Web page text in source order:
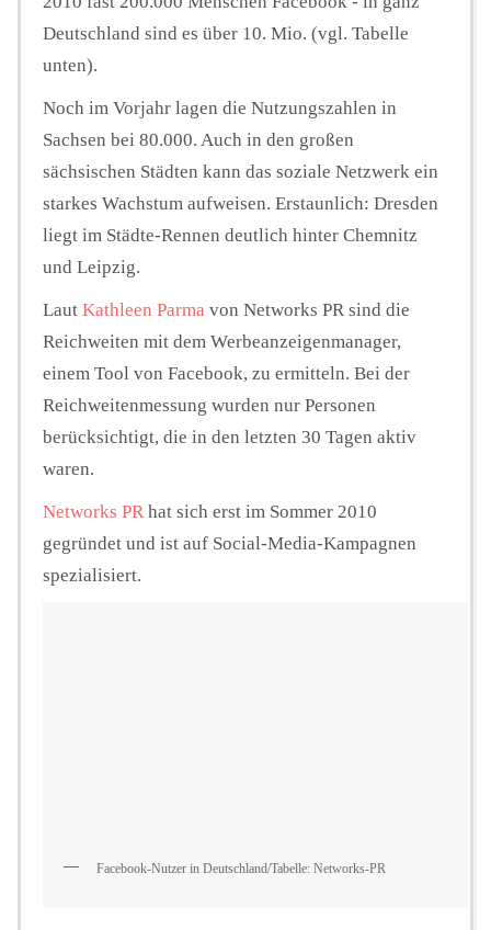
Deutschland sind es über 10. Mio. (vgl. Tabelle
unten).
Noch im Vorjahr lagen die Nutzungszahlen in
Sachsen bei 80.000. Auch in den großen
sächsischen Städten kann das soziale Netzwerk ein
starkes Wachstum aufweisen. Erstaunlich: Dresden
liegt im Städte-Rennen deutlich hinter Chemnitz
und Leipzig.
Laut Kathleen Parma von Networks PR sind die
Reichweiten mit dem Werbeanzeigenmanager,
einem Tool von Facebook, zu ermitteln. Bei der
Reichweitenmessung wurden nur Personen
berücksichtigt, die in den letzten 30 Tagen aktiv
waren.
Networks PR hat sich erst im Sommer 2010
gegründet und ist auf Social-Media-Kampagnen
spezialisiert.
Facebook-Nutzer in Deutschland/Tabelle: Networks-PR